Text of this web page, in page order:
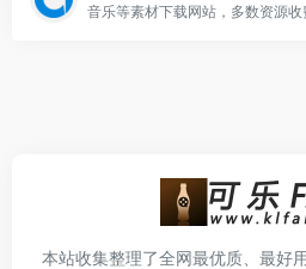
音乐等素材下载网站，多数资源
本站收集整理了全网最优质、最好